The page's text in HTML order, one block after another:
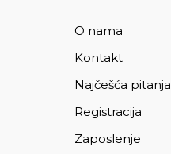
O nama
Kontakt
Najčešća pitanja
Registracija
Zaposlenje